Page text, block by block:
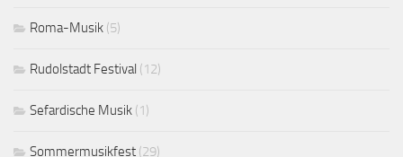
Roma-Musik (5)
Rudolstadt Festival (12)
Sefardische Musik (1)
Sommermusikfest (29)